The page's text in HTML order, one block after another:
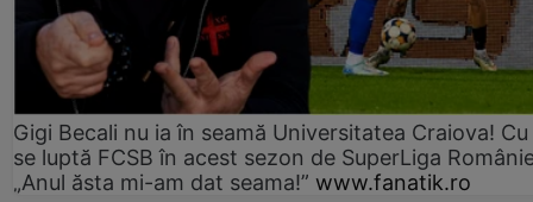
Gigi Becali nu ia în seamă Universitatea Craiova!
se luptă FCSB în acest sezon de SuperLiga
„Anul ăsta mi-am dat seama!” www.fanatik.ro